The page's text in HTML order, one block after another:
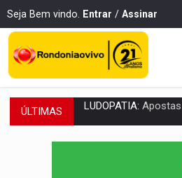
Seja Bem vindo. Entrar / Assinar
ÚLTIMAS REFLORESTAMENTO:
OVNIS NA LUA:
ACABOU COM